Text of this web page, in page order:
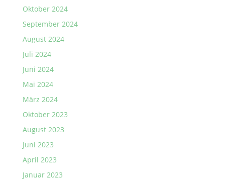
Oktober 2024
September 2024
August 2024
Juli 2024
Juni 2024
Mai 2024
März 2024
Oktober 2023
August 2023
Juni 2023
April 2023
Januar 2023